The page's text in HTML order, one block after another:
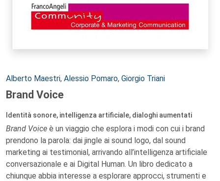
Autori:
Alberto Maestri, Alessio Pomaro, Giorgio Triani
Brand Voice
Identità sonore, intelligenza artificiale, dialoghi aumentati
Brand Voice è un viaggio che esplora i modi con cui i brand
prendono la parola: dai jingle ai sound logo, dal sound
marketing ai testimonial, arrivando all’intelligenza artificiale
conversazionale e ai Digital Human. Un libro dedicato a
chiunque abbia interesse a esplorare approcci, strumenti e